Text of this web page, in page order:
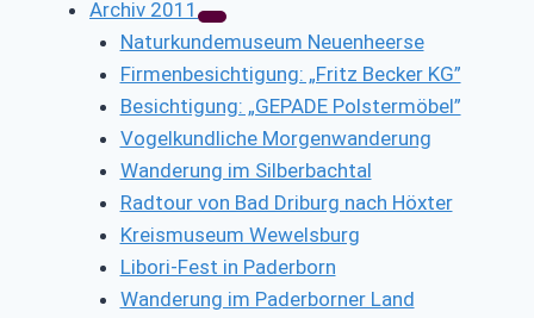
Archiv 2011
Naturkundemuseum Neuenheerse
Firmenbesichtigung: „Fritz Becker KG”
Besichtigung: „GEPADE Polstermöbel”
Vogelkundliche Morgenwanderung
Wanderung im Silberbachtal
Radtour von Bad Driburg nach Höxter
Kreismuseum Wewelsburg
Libori-Fest in Paderborn
Wanderung im Paderborner Land